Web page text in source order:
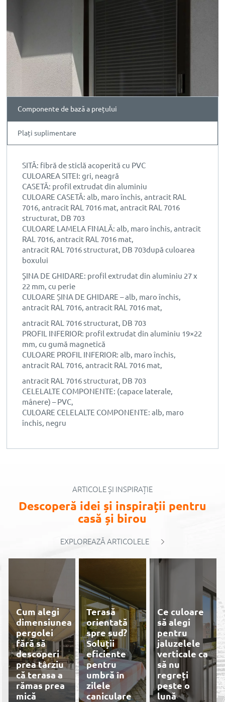
Componente de bază a prețului
Plați suplimentare
SITĂ: fibră de sticlă acoperită cu PVC
CULOAREA SITEI: gri, neagră
CASETĂ: profil extrudat din aluminiu
CULOARE CASETĂ: alb, maro închis, antracit RAL
7016, antracit RAL 7016 mat, antracit RAL 7016
structurat, DB 703
CULOARE LAMELA FINALĂ: alb, maro închis, antracit
RAL 7016, antracit RAL 7016 mat,
antracit RAL 7016 structurat, DB 703după culoarea
boxului
ŞINA DE GHIDARE: profil extrudat din aluminiu 27 x
22 mm, cu perie
CULOARE ȘINA DE GHIDARE – alb, maro închis,
antracit RAL 7016, antracit RAL 7016 mat,
antracit RAL 7016 structurat, DB 703
PROFIL INFERIOR: profil extrudat din aluminiu 19×22
mm, cu gumă magnetică
CULOARE PROFIL INFERIOR: alb, maro închis,
antracit RAL 7016, antracit RAL 7016 mat,
antracit RAL 7016 structurat, DB 703
CELELALTE COMPONENTE: (capace laterale,
mânere) – PVC,
CULOARE CELELALTE COMPONENTE: alb, maro
închis, negru
ARTICOLE ȘI INSPIRAȚIE
Descoperă idei și inspirații pentru
casă și birou
EXPLOREAZĂ ARTICOLELE
Cum alegi
dimensiunea
pergolei
fără să
descoperi
prea târziu
că terasa a
rămas prea
mică
Terasă
orientată
spre sud?
Soluții
eficiente
pentru
umbră în
zilele
caniculare
Ce culoare
să alegi
pentru
jaluzelele
verticale ca
să nu
regreți
peste o
lună